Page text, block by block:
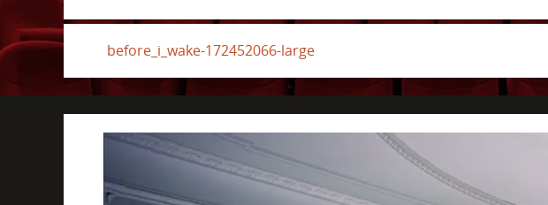
before_i_wake-172452066-large